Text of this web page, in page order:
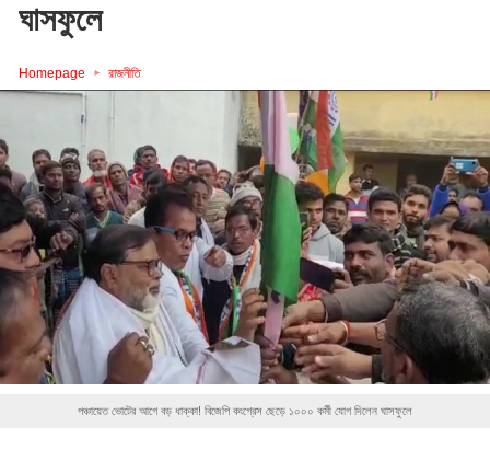
ঘাসফুলে
Homepage রাজনীতি
পঞ্চায়েত ভোটের আগে বড় ধাক্কা! বিজেপি কংগ্রেস ছেড়ে ১০০০ কর্মী যোগ দিলেন ঘাসফুলে